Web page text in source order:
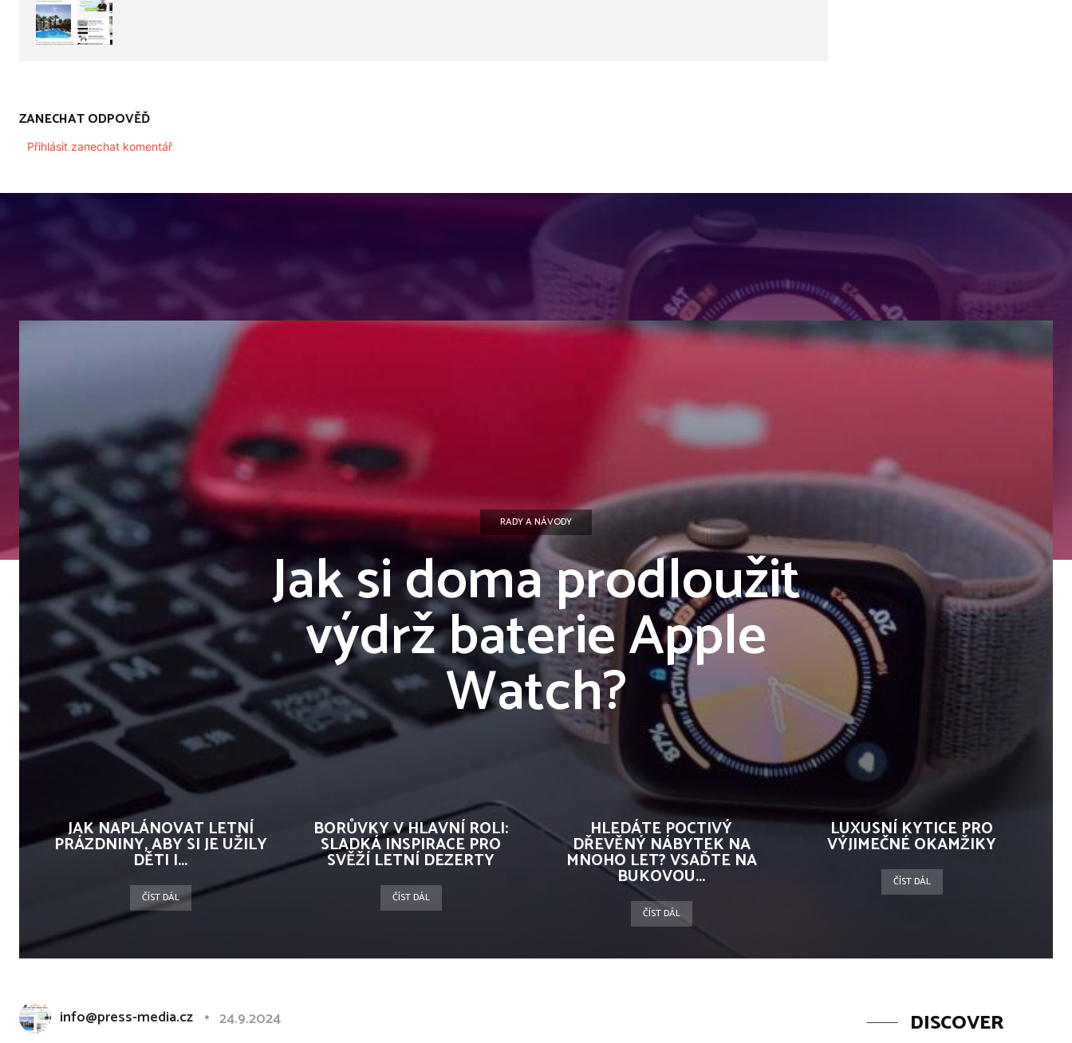
ZANECHAT ODPOVĚĎ
Přihlásit zanechat komentář